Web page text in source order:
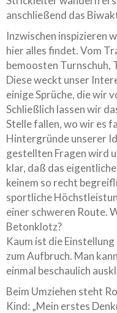
anschließend das
Inzwischen inspizieren
hier alles findet. Vom
bemoosten Turnschuh,
Diese weckt unser
einige Sprüche, die wir
Schließlich lassen wir
Stelle fallen, wo wir es
Hintergründe unserer
gestellten Fragen wird
klar, daß das
keinem so recht
sportliche
einer schweren Route.
Betonklotz?
Kaum ist die
zum Aufbruch. Man
einmal beschaulich
Beim Umziehen steht
Kind: „Mein erstes